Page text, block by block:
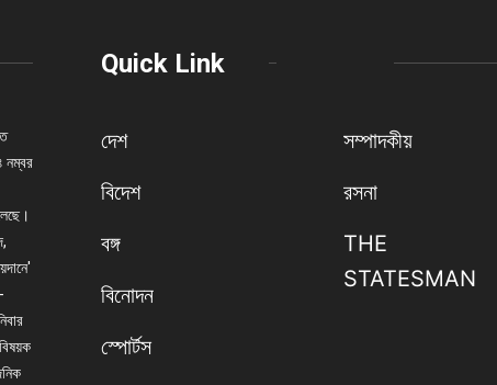
নম্বর
Quick Link
দেশ
বিদেশ
বঙ্গ
বিনোদন
স্পোর্টস
সম্পাদকীয়
রসনা
THE
STATESMAN